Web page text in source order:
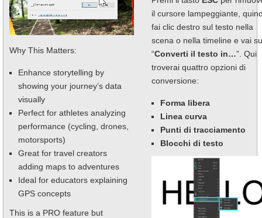
Why This Matters:
Enhance storytelling by
showing your journey’s data
visually
Perfect for athletes analyzing
performance (cycling, drones,
motorsports)
Great for travel creators
adding maps to adventures
Ideal for educators explaining
GPS concepts
This is a PRO feature but
il cursore lampeggiante,
fai clic destro sul testo nella
scena o nella timeline e vai su
“Converti il testo in…”. Qui
troverai quattro opzioni di
conversione:
Forma libera
Linea curva
Punti di tracciamento
Blocchi di testo